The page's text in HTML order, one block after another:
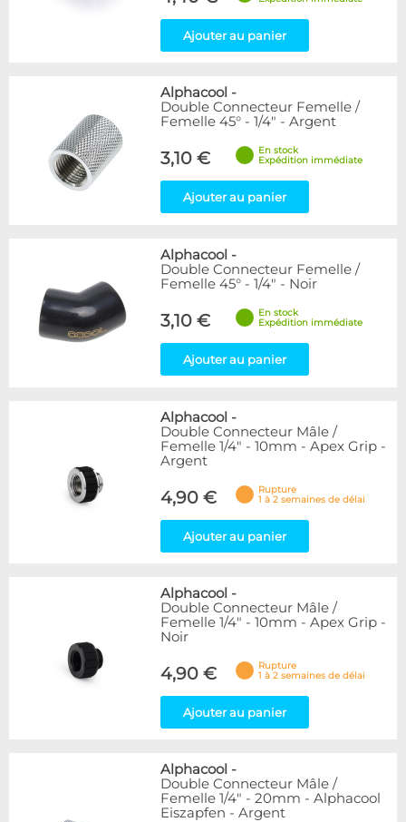
Ajouter au panier
Alphacool -
Double Connecteur Femelle /
Femelle 45° - 1/4" - Argent
3,10 €
En stock
Expédition immédiate
Ajouter au panier
Alphacool -
Double Connecteur Femelle /
Femelle 45° - 1/4" - Noir
3,10 €
En stock
Expédition immédiate
Ajouter au panier
Alphacool -
Double Connecteur Mâle /
Femelle 1/4" - 10mm - Apex Grip -
Argent
4,90 €
Rupture
1 à 2 semaines de délai
Ajouter au panier
Alphacool -
Double Connecteur Mâle /
Femelle 1/4" - 10mm - Apex Grip -
Noir
4,90 €
Rupture
1 à 2 semaines de délai
Ajouter au panier
Alphacool -
Double Connecteur Mâle /
Femelle 1/4" - 20mm - Alphacool
Eiszapfen - Argent